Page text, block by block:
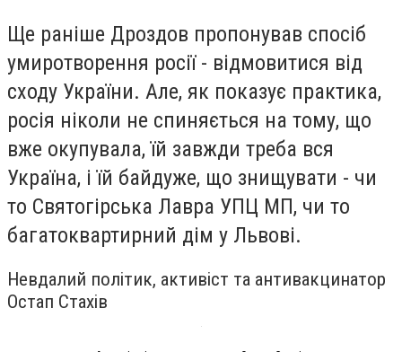
Ще раніше Дроздов пропонував спосіб
умиротворення росії - відмовитися від
сходу України. Але, як показує практика,
росія ніколи не спиняється на тому, що
вже окупувала, їй завжди треба вся
Україна, і їй байдуже, що знищувати - чи
то Святогірська Лавра УПЦ МП, чи то
багатоквартирний дім у Львові.
Невдалий політик, активіст та антивакцинатор
Остап Стахів